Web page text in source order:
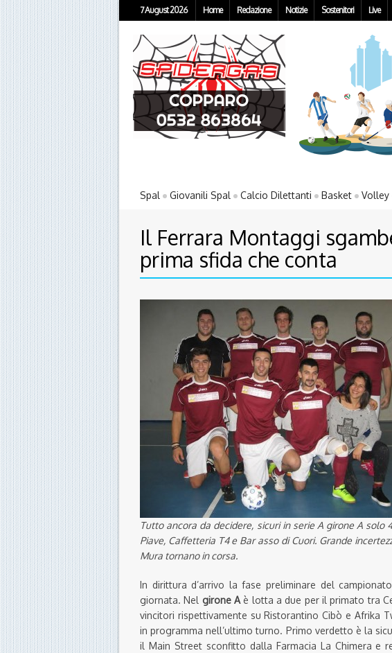
7 August 2026 Home Redazione Notizie Sostenitori Live
Spal Giovanili Spal Calcio Dilettanti Basket Volley
Il Ferrara Montaggi
prima sfida che conta
Tutto ancora da decidere, sicuri in serie A girone A solo
Piave, Caffetteria T4 e Bar asso di Cuori. Grande
Mura tornano in corsa.
In dirittura d’arrivo la fase preliminare del
giornata. Nel girone A è lotta a due per il primato tra
vincitori rispettivamente su Ristorantino Cibò e Afrika
in programma nell’ultimo turno. Primo verdetto è la
il Main Street sconfitto dalla Farmacia La Chimera e